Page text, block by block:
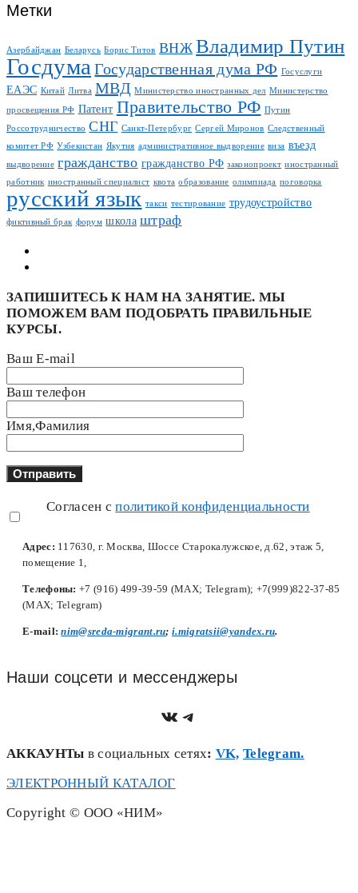
Метки
Азербайджан Беларусь Борис Титов ВНЖ Владимир Путин
Госдума Государственная дума РФ Госуслуги
ЕАЭС Китай Литва МВД Министерство иностранных дел Министерство
просвещения РФ Патент Правительство РФ Путин
Россотрудничество СНГ Санкт-Петербург Сергей Миронов Следственный
комитет РФ Узбекистан Якутия административное выдворение виза въезд
выдворение гражданство гражданство РФ законопроект иностранный
работник иностранный специалист квота образование олимпиада поговорка
русский язык такси тестирование трудоустройство
фиктивный брак форум школа штраф
ЗАПИШИТЕСЬ К НАМ НА ЗАНЯТИЕ. МЫ
ПОМОЖЕМ ВАМ ПОДОБРАТЬ ПРАВИЛЬНЫЕ
КУРСЫ.
Ваш E-mail
Ваш телефон
Имя,Фамилия
Согласен сполитикой конфиденциальности
Адрес: 117630, г. Москва, Шоссе Старокалужское, д.62, этаж 5,
помещение 1,
Телефоны: +7 (916) 499-39-59 (MAX; Telegram); +7(999)822-37-85
(MAX; Telegram)
Е-mail:nim@sreda-migrant.ru;i.migratsii@yandex.ru.
Наши соцсети и мессенджеры
https://vk.com/
Telegram
АККАУНТы в социальных сетях: VK, Telegram.
ЭЛЕКТРОННЫЙ КАТАЛОГ
Copyright © ООО «НИМ»